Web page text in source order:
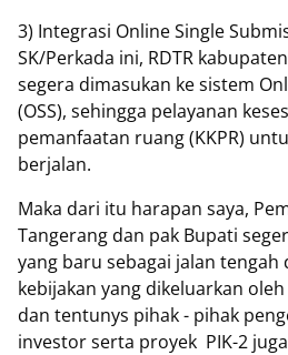
3) Integrasi Online Single
SK/Perkada ini, RDTR
segera dimasukan ke sistem
(OSS), sehingga pelayanan
pemanfaatan ruang (KKPR)
berjalan.
Maka dari itu harapan saya,
Tangerang dan pak Bupati
yang baru sebagai jalan
kebijakan yang dikeluarkan
dan tentunys pihak - pihak
investor serta proyek PIK-2